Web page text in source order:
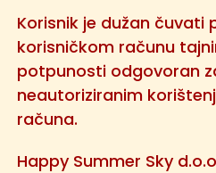
Korisnik je dužan čuvati
korisničkom računu
potpunosti odgovoran
neautoriziranim
računa.
Happy Summer Sky